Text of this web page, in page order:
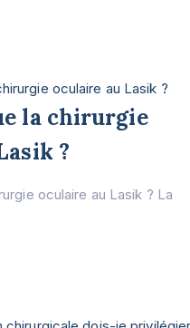
la chirurgie
?
oculaire au Lasik ? La